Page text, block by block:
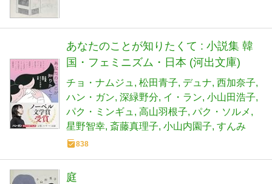
あなたのことが知りたくて : 小説集 韓
国・フェミニズム・日本 (河出文庫)
チョ・ナムジュ 松田青子 デュナ 西加奈子
ハン・ガン 深緑野分 イ・ラン 小山田浩子
パク・ミンギュ
高山羽根子 パク・ソルメ
星野智幸 斎藤真理子 小山内園子 すんみ
838
庭